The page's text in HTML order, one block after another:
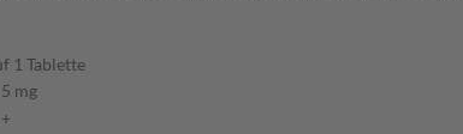
1 Tablette
5 mg
+